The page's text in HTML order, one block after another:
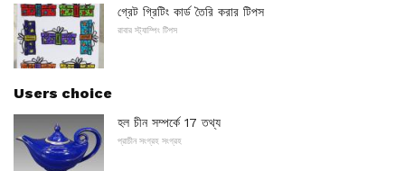
গ্রেট গ্রিটিং কার্ড তৈরি করার টিপস
রাবার স্ট্যাম্পিং টিপস
Users choice
হল চীন সম্পর্কে 17 তথ্য
প্রাচীন সংগ্রহ সংগ্রহ